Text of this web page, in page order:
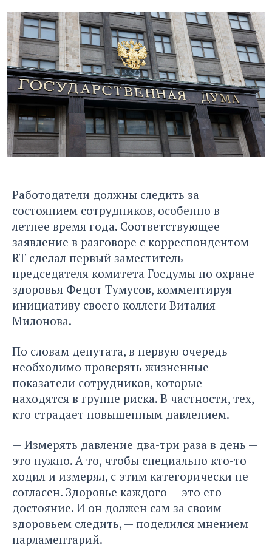
Работодатели должны следить за
состоянием сотрудников, особенно в
летнее время года. Соответствующее
заявление в разговоре с корреспондентом
RT сделал первый заместитель
председателя комитета Госдумы по охране
здоровья Федот Тумусов, комментируя
инициативу своего коллеги Виталия
Милонова.
По словам депутата, в первую очередь
необходимо проверять жизненные
показатели сотрудников, которые
находятся в группе риска. В частности, тех,
кто страдает повышенным давлением.
— Измерять давление два-три раза в день —
это нужно. А то, чтобы специально кто-то
ходил и измерял, с этим категорически не
согласен. Здоровье каждого — это его
достояние. И он должен сам за своим
здоровьем следить, — поделился мнением
парламентарий.